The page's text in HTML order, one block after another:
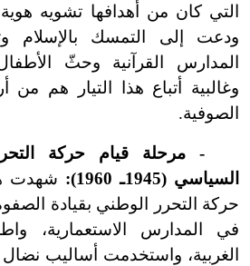
التي كان من أهدافها تشويه هوية
ودعت إلى التمسك بالإسلام
المدارس القرآنية وحثّ
وغالبية أتباع هذا التيار هم من
الصوفية.
- مرحلة قيام حركة
السياسي (1945ـ 1960):
شهدت
حركة التحرر الوطني بقيادة
في المدارس الاستعمارية،
الغربية، واستخدمت أساليب